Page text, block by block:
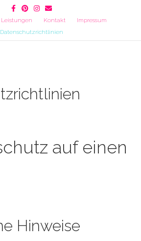
FacebookPinterestInstagram
Email
Leistungen Kontakt
Impressum
Datenschutzrichtlinien
auf einen
Hinweise